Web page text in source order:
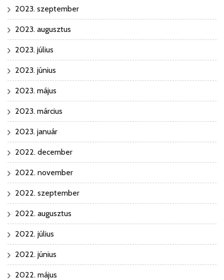
2023. szeptember
2023. augusztus
2023. július
2023. június
2023. május
2023. március
2023. január
2022. december
2022. november
2022. szeptember
2022. augusztus
2022. július
2022. június
2022. május